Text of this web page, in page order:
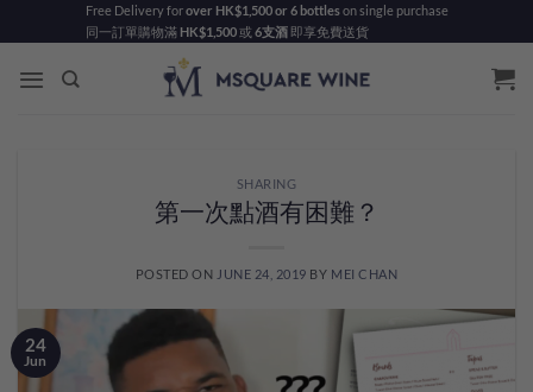
to
content
Free Delivery forover HK$1,500 or 6 bottleson single purchase
同一訂單購物滿 HK$1,500或 6支酒即享免費送貨
SHARING
第一次點酒有困難？
POSTED ON JUNE 24, 2019 BY MEI CHAN
24
Jun